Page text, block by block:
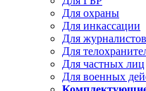
Для охраны
Для инкассации
Для журналистов
Для
Для частных лиц
Для военных